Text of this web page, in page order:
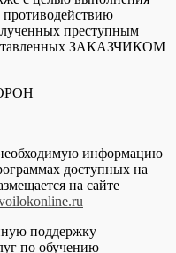
преступным
ЗАКАЗЧИКОМ
информацию
доступных на
на сайте
поддержку
по обучению